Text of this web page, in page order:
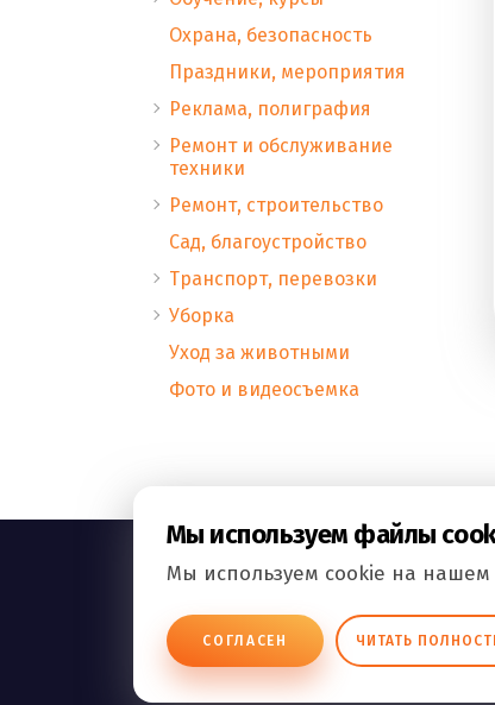
Охрана, безопасность
Праздники, мероприятия
Реклама, полиграфия
Ремонт и обслуживание
техники
Ремонт, строительство
Сад, благоустройство
Транспорт, перевозки
Уборка
Уход за животными
Фото и видеосъемка
ВСЕ.РФ
Мы используем файлы
Мы используем cookie на нашем
СОГЛАСЕН ЧИТАТЬ